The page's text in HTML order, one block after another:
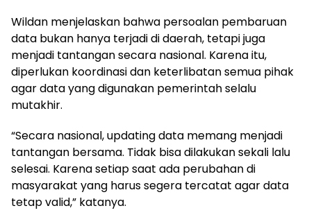
Wildan menjelaskan bahwa persoalan pembaruan
data bukan hanya terjadi di daerah, tetapi juga
menjadi tantangan secara nasional. Karena itu,
diperlukan koordinasi dan keterlibatan semua pihak
agar data yang digunakan pemerintah selalu
mutakhir.
“Secara nasional, updating data memang menjadi
tantangan bersama. Tidak bisa dilakukan sekali lalu
selesai. Karena setiap saat ada perubahan di
masyarakat yang harus segera tercatat agar data
tetap valid,” katanya.